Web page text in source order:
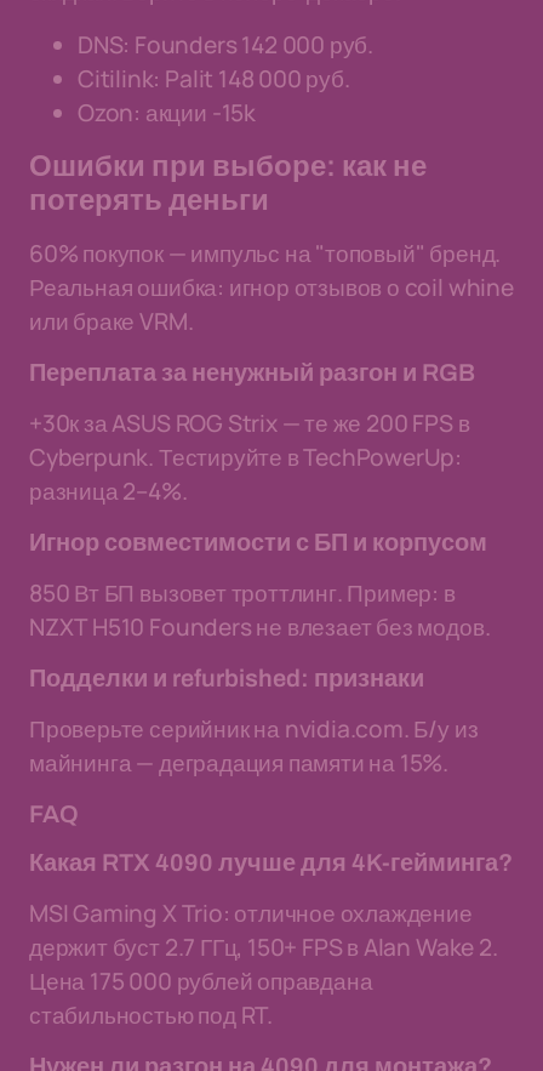
DNS: Founders 142 000 руб.
Citilink: Palit 148 000 руб.
Ozon: акции -15k
Ошибки при выборе: как не
потерять деньги
60% покупок — импульс на "топовый" бренд.
Реальная ошибка: игнор отзывов о coil whine
или браке VRM.
Переплата за ненужный разгон и RGB
+30к за ASUS ROG Strix — те же 200 FPS в
Cyberpunk. Тестируйте в TechPowerUp:
разница 2–4%.
Игнор совместимости с БП и корпусом
850 Вт БП вызовет троттлинг. Пример: в
NZXT H510 Founders не влезает без модов.
Подделки и refurbished: признаки
Проверьте серийник на nvidia.com. Б/у из
майнинга — деградация памяти на 15%.
FAQ
Какая RTX 4090 лучше для 4K-гейминга?
MSI Gaming X Trio: отличное охлаждение
держит буст 2.7 ГГц, 150+ FPS в Alan Wake 2.
Цена 175 000 рублей оправдана
стабильностью под RT.